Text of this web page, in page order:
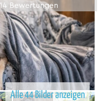
Alle 44 Bilder anzeigen
14 Bewertungen